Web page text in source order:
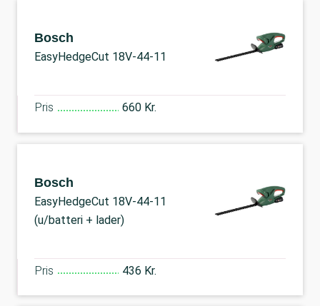
Bosch
EasyHedgeCut 18V-44-11
Pris 660 Kr.
Bosch
EasyHedgeCut 18V-44-11
(u/batteri + lader)
Pris 436 Kr.